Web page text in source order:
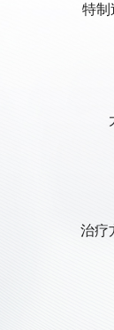
特制
治疗